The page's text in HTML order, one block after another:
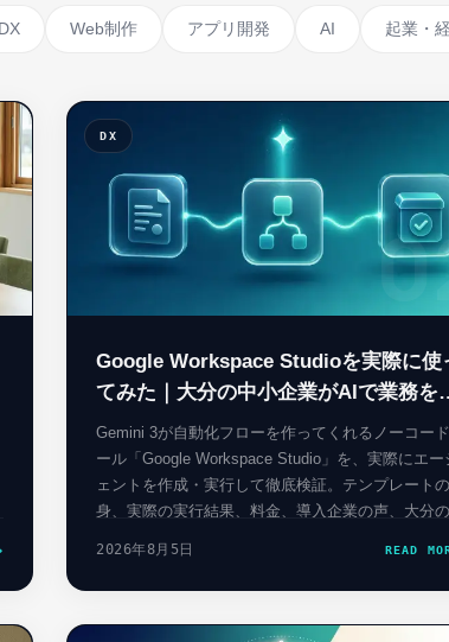
DX Web制作 アプリ開発 AI 起業・
DX
Google Workspace Studioを実際に使
てみた｜大分の中小企業がAIで業務を
動化する使い方【完全レビュー・2026
年】
Gemini 3が自動化フローを作ってくれるノーコー
ール「Google Workspace Studio」を、実際にエー
ェントを作成・実行して徹底検証。テンプレート
身、実際の実行結果、料金、導入企業の声、大分
2026年8月5日 READ